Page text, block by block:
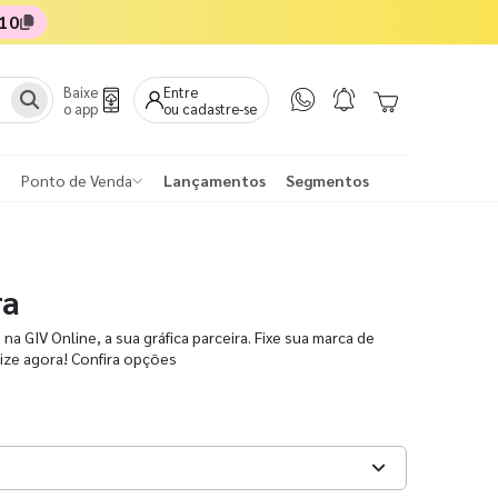
Baixe
o app
Entre
ou cadastre-se
Ponto de Venda Lançamentos Segmentos
GIV Online, a sua gráfica parceira. Fixe sua marca de
agora! Confira opções